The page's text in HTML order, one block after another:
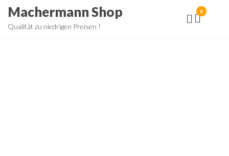
ZumMachermann Shop
Qualität zu niedrigen Preisen !
0